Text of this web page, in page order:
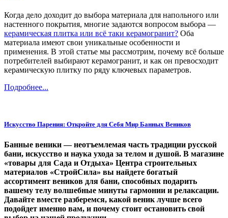
Когда дело доходит до выбора материала для напольного или
настенного покрытия, многие задаются вопросом выбора —
керамическая плитка или всё таки керамогранит? Оба
материала имеют свои уникальные особенности и
применения. В этой статье мы рассмотрим, почему всё больше
потребителей выбирают керамогранит, и как он превосходит
керамическую плитку по ряду ключевых параметров.
Подробнее...
Искусство Парения: Откройте для Себя Мир Банных Веников
Банные веники — неотъемлемая часть традиции русской
бани, искусство и наука ухода за телом и душой. В магазине
«товары для Сада и Отдыха» Центра строительных
материалов «СтройСила» вы найдете богатый
ассортимент веников для бани, способных подарить
вашему телу волшебные минуты гармонии и релаксации.
Давайте вместе разберемся, какой веник лучше всего
подойдет именно вам, и почему стоит остановить свой